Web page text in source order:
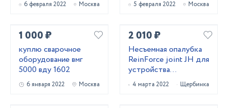
6 февраля 2022 Москва 5 февраля 2022 Москва
1 000 ₽
куплю сварочное
оборудование вмг
5000 вду 1602
6 января 2022 Москва
2 010 ₽
Несъемная опалубка
ReinForce joint JH для
устройства
промышленных
бетонных полов
4 марта 2022 Щербинка